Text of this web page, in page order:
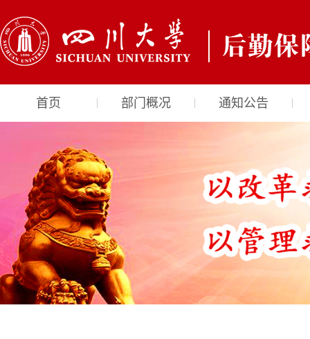
首页 部门概况 通知公告